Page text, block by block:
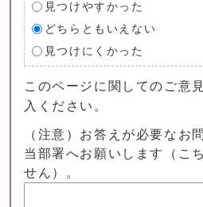
見つけやすかった
どちらともいえない
見つけにくかった
このページに関してのご意
入ください。
（注意）お答えが必要なお
当部署へお願いします（こ
せん）。